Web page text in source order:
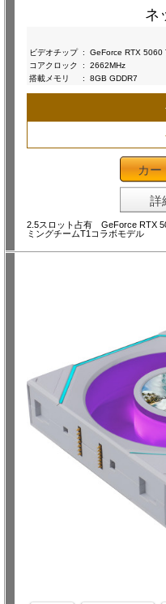
ネ
ビデオチップ :
GeForce RTX 5060
コアクロック
:
2662MHz
搭載メモリ
: 8GB GDDR7
カー
詳
2.5スロット占有 GeForce RTX
ミングチームT1コラボモデル